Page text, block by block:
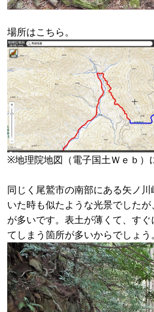
場所はこちら。
※地理院地図（電子国土Ｗｅｂ）
同じく尾鷲市の南部にある矢ノ
いた時も似たような光景でした
が多いです。表土が薄くて、す
てしまう箇所が多いからでしょう